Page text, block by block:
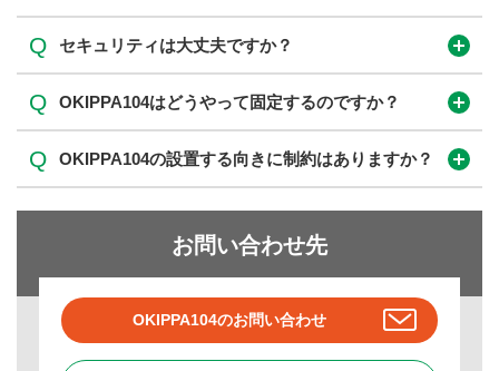
Q セキュリティは大丈夫ですか？
Q OKIPPA104はどうやって固定するのですか？
Q OKIPPA104の設置する向きに制約はありますか？
お問い合わせ先
OKIPPA104のお問い合わせ